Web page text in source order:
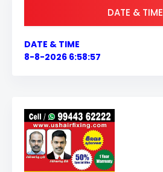
DATE & TIME
DATE & TIME
8-8-2026 6:58:58